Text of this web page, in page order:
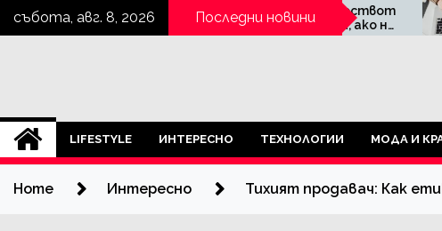
събота, авг. 8, 2026 Последни новини
на
Предприемачествот
о не е свобода, ако не
знаеш цената ѝ
Alcoma.BG
LIFESTYLE ИНТЕРЕСНО ТЕХНОЛОГИИ МОДА И
Home Интересно Тихият продавач: Как